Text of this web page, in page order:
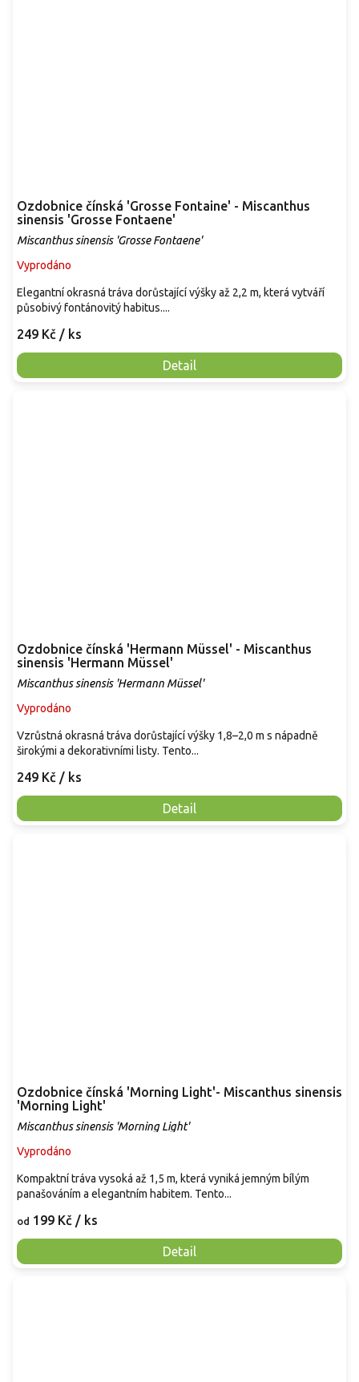
Ozdobnice čínská 'Grosse Fontaine' - Miscanthus
sinensis 'Grosse Fontaene'
Miscanthus sinensis 'Grosse Fontaene'
Vyprodáno
249 Kč / ks
Detail
Elegantní okrasná tráva dorůstající výšky až 2,2 m, která vytváří
působivý fontánovitý habitus....
Ozdobnice čínská 'Hermann Müssel' - Miscanthus
sinensis 'Hermann Müssel'
Miscanthus sinensis 'Hermann Müssel'
Vyprodáno
249 Kč / ks
Detail
Vzrůstná okrasná tráva dorůstající výšky 1,8–2,0 m s nápadně
širokými a dekorativními listy. Tento...
Ozdobnice čínská 'Morning Light'- Miscanthus sinensis
'Morning Light'
Miscanthus sinensis 'Morning Light'
Vyprodáno
od 199 Kč / ks
Detail
Kompaktní tráva vysoká až 1,5 m, která vyniká jemným bílým
panašováním a elegantním habitem. Tento...